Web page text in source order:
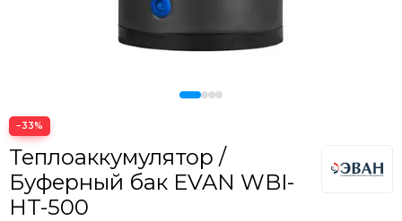
−33%
Теплоаккумулятор /
Буферный бак EVAN WBI-
HT-500